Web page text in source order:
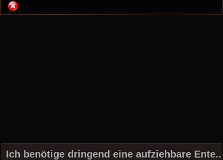
Ich benötige dringend eine aufziehbare Ente..